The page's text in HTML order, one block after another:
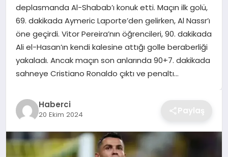
TEKNOLOJI
YAŞAM
GÜNDEM
deplasmanda Al-Shabab’ı konuk etti. Maçın ilk golü,
69. dakikada Aymeric Laporte’den gelirken, Al Nassr’ı
öne geçirdi. Vitor Pereira’nın öğrencileri, 90. dakikada
Ali el-Hasan’ın kendi kalesine attığı golle beraberliği
yakaladı. Ancak maçın son anlarında 90+7. dakikada
sahneye Cristiano Ronaldo çıktı ve penaltı…
Haberci
20 Ekim 2024 Paylaş